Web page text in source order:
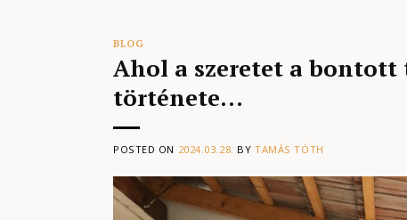
BLOG
Ahol a szeretet a bontott
története…
POSTED ON 2024.03.28. BYTAMÁS TÓTH